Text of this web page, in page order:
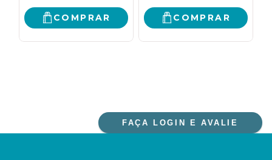
COMPRAR COMPRAR
FAÇA LOGIN E AVALIE